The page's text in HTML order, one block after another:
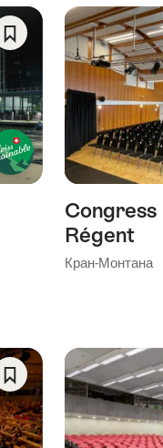
Save
As
Favorite
Régent
Кран-Монтана
Save
As